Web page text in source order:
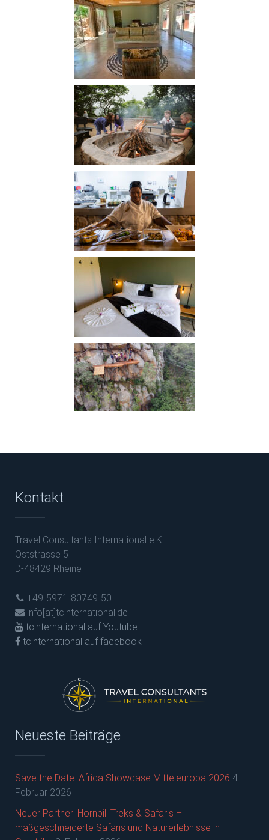
Kontakt
Travel Consultants International e.K.
Oststrasse 5
D-48429 Rheine
+49-5971-80749-50
info[at]tcinternational.de
tcinternational auf Youtube
tcinternational auf facebook
Neueste Beiträge
Save the Date: Africa Showcase Mitteleuropa 2026 4.
Februar 2026
Neuer Partner: Hornbill Treks & Safaris –
maßgeschneiderte Safaris und Naturerlebnisse in